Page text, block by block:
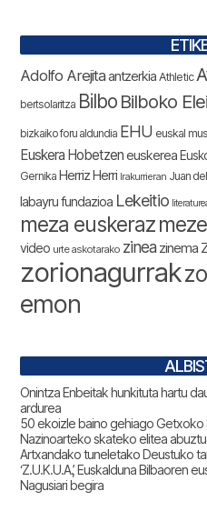
Adolfo Arejitaantzerkia Athletic
bertsolaritza Bilbo Bilboko
bizkaiko foru aldundia EHU euskal
Euskera Hobetzeneuskerea
Gernika Herriz Herri Irakurrieran Juan
labayru fundazioa Lekeitio
meza euskeraz
video urte askotarako zinea zinema
zorionagurrak
emon
Onintza Enbeitak hunkituta hartu
ardurea
50 ekoizle baino gehiago Getxoko
Nazinoarteko skateko elitea
Artxandako tuneletako Deustuko
‘Z.U.K.U.A.’, Euskalduna Bilbaoren
Nagusiari begira